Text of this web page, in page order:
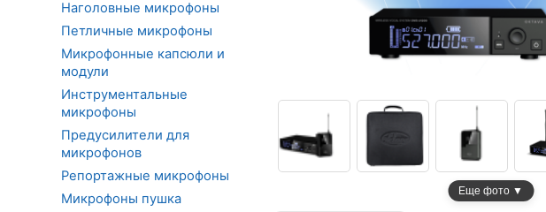
Наголовные микрофоны
Петличные микрофоны
Микрофонные капсюли и
модули
Инструментальные
микрофоны
Предусилители для
микрофонов
Репортажные микрофоны
Микрофоны пушка
Еще фото ▼